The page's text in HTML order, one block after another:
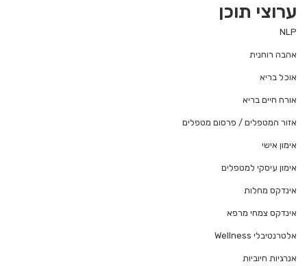
ערוצי תוכן
NLP
אהבה רוחנית
אוכל בריא
אורח חיים בריא
אזור המטפלים / פרסום מטפלים
אימון אישי
אימון עיסקי למטפלים
אינדקס מחלות
אינדקס צמחי מרפא
אלטרנטיבלי Wellness
אנרגיות חיוביות